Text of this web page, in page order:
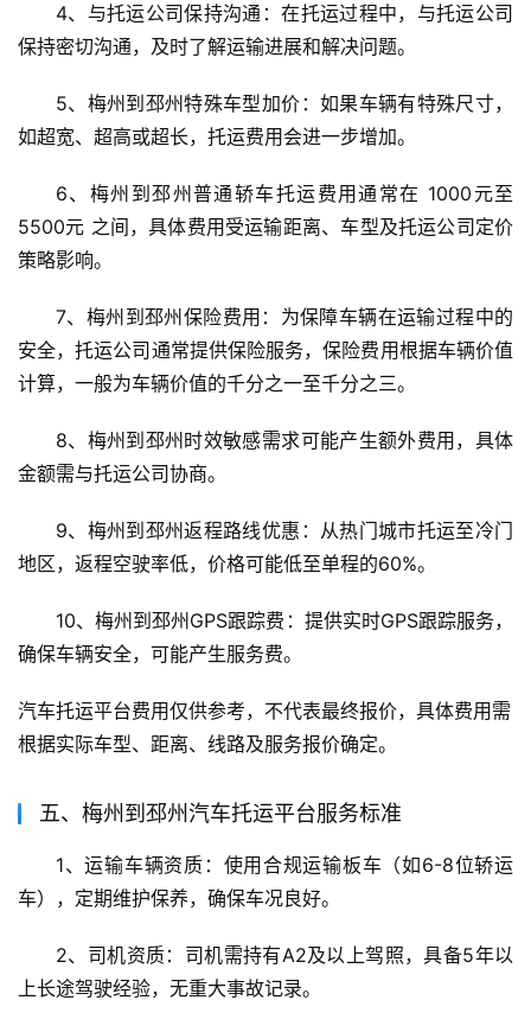
4、与托运公司保持沟通：在托运过程中，与托运公司
保持密切沟通，及时了解运输进展和解决问题。
5、梅州到邳州特殊车型加价：如果车辆有特殊尺寸，
如超宽、超高或超长，托运费用会进一步增加。
6、梅州到邳州普通轿车托运费用通常在 1000元至
5500元 之间，具体费用受运输距离、车型及托运公司定价
策略影响。
7、梅州到邳州保险费用：为保障车辆在运输过程中的
安全，托运公司通常提供保险服务，保险费用根据车辆价值
计算，一般为车辆价值的千分之一至千分之三。
8、梅州到邳州时效敏感需求可能产生额外费用，具体
金额需与托运公司协商。
9、梅州到邳州返程路线优惠：从热门城市托运至冷门
地区，返程空驶率低，价格可能低至单程的60%。
10、梅州到邳州GPS跟踪费：提供实时GPS跟踪服务，
确保车辆安全，可能产生服务费。
汽车托运平台费用仅供参考，不代表最终报价，具体费用需
根据实际车型、距离、线路及服务报价确定。
五、梅州到邳州汽车托运平台服务标准
1、运输车辆资质：使用合规运输板车（如6-8位轿运
车），定期维护保养，确保车况良好。
2、司机资质：司机需持有A2及以上驾照，具备5年以
上长途驾驶经验，无重大事故记录。